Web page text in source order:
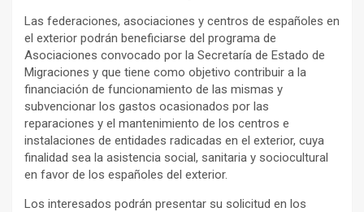
Las federaciones, asociaciones y centros de españoles en
el exterior podrán beneficiarse del programa de
Asociaciones convocado por la Secretaría de Estado de
Migraciones y que tiene como objetivo contribuir a la
financiación de funcionamiento de las mismas y
subvencionar los gastos ocasionados por las
reparaciones y el mantenimiento de los centros e
instalaciones de entidades radicadas en el exterior, cuya
finalidad sea la asistencia social, sanitaria y sociocultural
en favor de los españoles del exterior.
Los interesados podrán presentar su solicitud en los